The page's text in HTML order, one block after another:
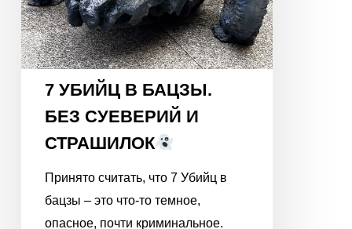
7 УБИЙЦ В БАЦЗЫ.
БЕЗ СУЕВЕРИЙ И
СТРАШИЛОК
Принято считать, что 7 Убийц в
бацзы – это что-то темное,
опасное, почти криминальное.